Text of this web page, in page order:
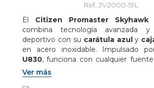
Ref. JV2000-51L
El Citizen Promaster Skyhawk
combina tecnología avanzada
deportivo con su carátula azul y
en acero inoxidable. Impulsado
U830, funciona con cualquier
requiere cambio de batería. Incorpora
1/100 s
Ver más